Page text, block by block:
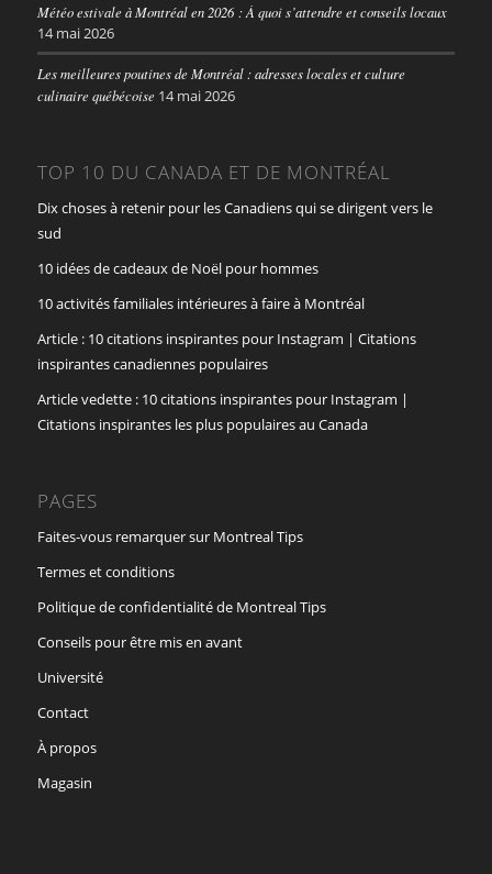
Météo estivale à Montréal en 2026 : À quoi s’attendre et conseils locaux
14 mai 2026
Les meilleures poutines de Montréal : adresses locales et culture
culinaire québécoise 14 mai 2026
TOP 10 DU CANADA ET DE MONTRÉAL
Dix choses à retenir pour les Canadiens qui se dirigent vers le
sud
10 idées de cadeaux de Noël pour hommes
10 activités familiales intérieures à faire à Montréal
Article : 10 citations inspirantes pour Instagram | Citations
inspirantes canadiennes populaires
Article vedette : 10 citations inspirantes pour Instagram |
Citations inspirantes les plus populaires au Canada
PAGES
Faites-vous remarquer sur Montreal Tips
Termes et conditions
Politique de confidentialité de Montreal Tips
Conseils pour être mis en avant
Université
Contact
À propos
Magasin